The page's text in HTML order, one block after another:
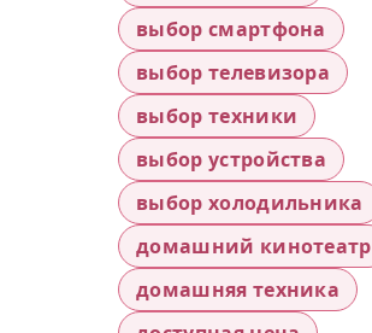
выбор смартфона
выбор телевизора
выбор техники
выбор устройства
выбор холодильника
домашний кинотеатр
домашняя техника